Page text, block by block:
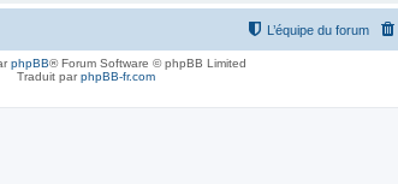
L’équipe du forum
phpBB® Forum Software © phpBB Limited
Traduit parphpBB-fr.com